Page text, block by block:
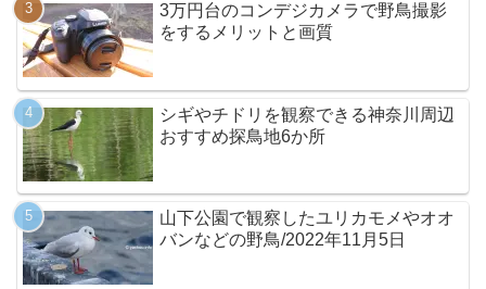
3万円台のコンデジカメラで野鳥撮影
をするメリットと画質
シギやチドリを観察できる神奈川周辺
おすすめ探鳥地6か所
山下公園で観察したユリカモメやオオ
バンなどの野鳥/2022年11月5日